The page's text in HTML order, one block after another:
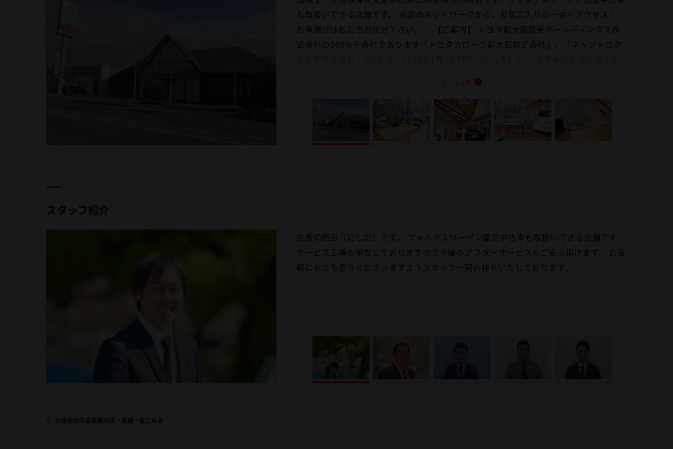
も取扱いできる店舗です。 全国のネットワークから、お気に入りの一台へアクセス！
お車選びは私たちお任せ下さい。 【ご案内】 トヨタ新大阪販売ホールディングス株
式会社の100%子会社であります「トヨタカローラ新大阪株式会社」、「ネッツトヨタ
したサービスをご提供してまいる所存でございます。
もっと見る
せ。
います。 ご気楽にご来店下さい。
んで頂けるペースです。
スタッフ紹介
店長の西田（にしだ）です。 フォルクスワーゲン認定中古車も取扱いできる店舗です。
サービス工場も併設しておりますので今後のアフターサービスもご安心頂けます。 お気
軽にお立ち寄りくださいますようスタッフ一同お待ちいたしております。
営業スタッフの佐野（さの）です。 お車の事だけでなく、お客様のカーライフのトータ
ルアシストをさせて頂きたいと 考えております。 安心してわたくしにお任せ頂ければ
幸いです。
営業スタッフの田中(たなか)です。 お客様のカーライフをより良いものにするために 一
生懸命頑張ります。何なりとご相談ください。
営業スタッフの松野下（まつのした）です。 お車をとおしてお客様のライフスタイルの
お役に立ちたいと思っております。 遠慮なくご相談ください。
営業スタッフ 大前（おおまえ）です。 お客様のカーライフを全力でサポートさせてい
ただきます。 ぜひ、ご来店お待ちしております。
大阪府の中古車販売店・店舗一覧に戻る